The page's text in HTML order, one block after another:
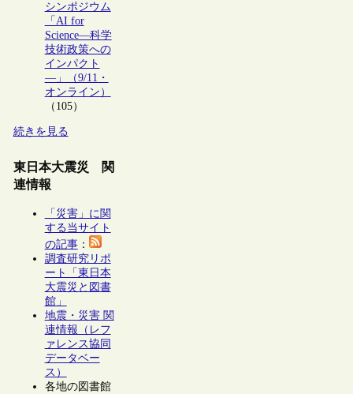
シンポジウム
「AI for
Science―科学
技術政策への
インパクト
―」（9/11・
オンライン）
（105）
続きを見る
東日本大震災 関
連情報
「災害」に関
する当サイト
の記事：
調査研究リポ
ート「東日本
大震災と図書
館」
地震・災害 関
連情報（レフ
ァレンス協同
データベー
ス）
各地の図書館